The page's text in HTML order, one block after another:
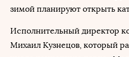
зимой планируют открыть
Исполнительный директор
Михаил Кузнецов, который